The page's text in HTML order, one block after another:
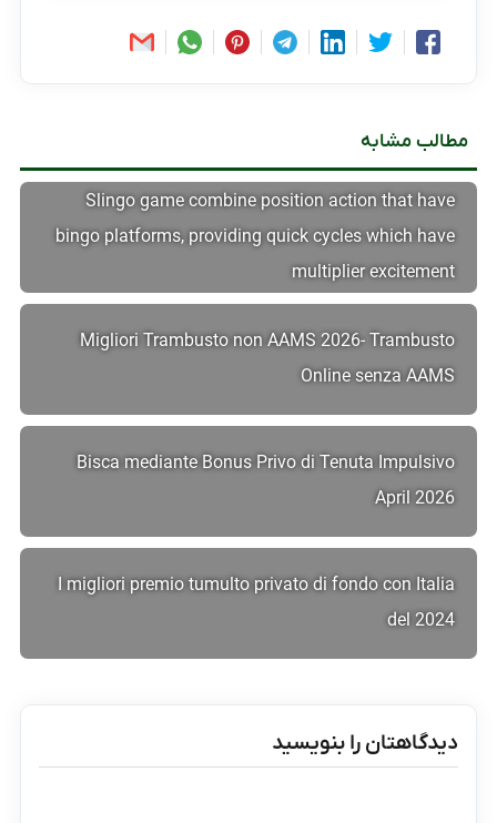
مطالب مشابه
Slingo game combine position action that have
bingo platforms, providing quick cycles which have
multiplier excitement
Migliori Trambusto non AAMS 2026- Trambusto
Online senza AAMS
Bisca mediante Bonus Privo di Tenuta Impulsivo
April 2026
I migliori premio tumulto privato di fondo con Italia
del 2024
دیدگاهتان را بنویسید